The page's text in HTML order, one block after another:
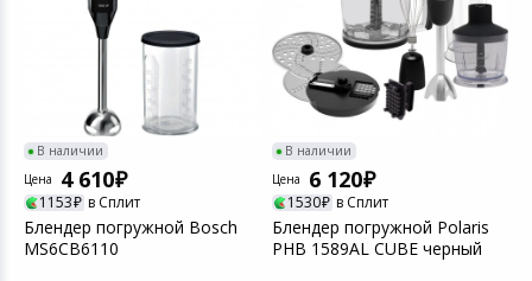
В наличии
Цена
4 610
1153 в Сплит
Блендер погружной Bosch
MS6CB6110
В наличии
Цена
6 120
1530 в Сплит
Блендер погружной Polaris
PHB 1589AL CUBE черный